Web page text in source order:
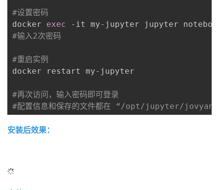
动
关
证
实
的
藏
持
建
#设置密码
docker exec
#输入2次密码
#重启实例
docker restart my-jupyter
#再次访问，输入密码即可登录
#配置信息和保存的文件都在 “/opt/jupyter/
安装后效果：